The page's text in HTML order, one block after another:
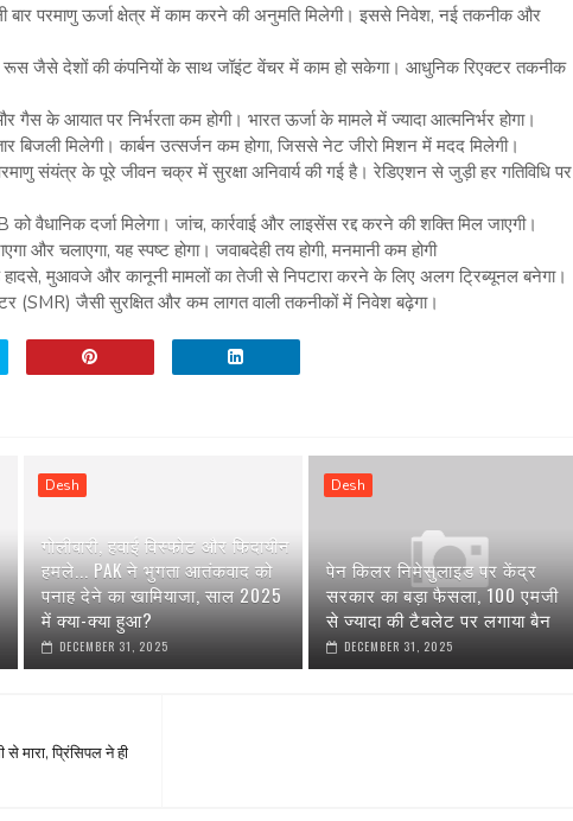
बार परमाणु ऊर्जा क्षेत्र में काम करने की अनुमति मिलेगी। इससे निवेश, नई तकनीक और
रूस जैसे देशों की कंपनियों के साथ जॉइंट वेंचर में काम हो सकेगा। आधुनिक रिएक्टर तकनीक
गैस के आयात पर निर्भरता कम होगी। भारत ऊर्जा के मामले में ज्यादा आत्मनिर्भर होगा।
बिजली मिलेगी। कार्बन उत्सर्जन कम होगा, जिससे नेट जीरो मिशन में मदद मिलेगी।
संयंत्र के पूरे जीवन चक्र में सुरक्षा अनिवार्य की गई है। रेडिएशन से जुड़ी हर गतिविधि पर
वैधानिक दर्जा मिलेगा। जांच, कार्रवाई और लाइसेंस रद्द करने की शक्ति मिल जाएगी।
और चलाएगा, यह स्पष्ट होगा। जवाबदेही तय होगी, मनमानी कम होगी
मुआवजे और कानूनी मामलों का तेजी से निपटारा करने के लिए अलग ट्रिब्यूनल बनेगा।
(SMR) जैसी सुरक्षित और कम लागत वाली तकनीकों में निवेश बढ़ेगा।
Desh
गोलीबारी, हवाई विस्फोट और फिदायीन
हमले... PAK ने भुगता आतंकवाद को
पनाह देने का खामियाजा, साल 2025
में क्या-क्या हुआ?
DECEMBER 31, 2025
Desh
पेन किलर निमेसुलाइड पर केंद्र
सरकार का बड़ा फैसला, 100 एमजी
से ज्यादा की टैबलेट पर लगाया बैन
DECEMBER 31, 2025
मारा, प्रिंसिपल ने ही